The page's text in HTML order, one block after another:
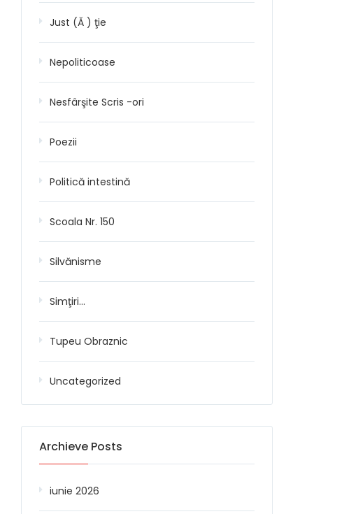
Just (Ă ) ţie
Nepoliticoase
Nesfârşite Scris -ori
Poezii
Politică intestină
Scoala Nr. 150
Silvănisme
Simţiri…
Tupeu Obraznic
Uncategorized
Archieve Posts
iunie 2026